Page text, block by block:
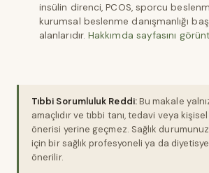
insülin direnci, PCOS, sporcu
kurumsal beslenme danışmanlığı
alanlarıdır.Hakkımda sayfasını
Tıbbi Sorumluluk Reddi:Bu makale
amaçlıdır ve tıbbi tanı, tedavi veya
önerisi yerine geçmez. Sağlık
için bir sağlık profesyoneli ya da
önerilir.